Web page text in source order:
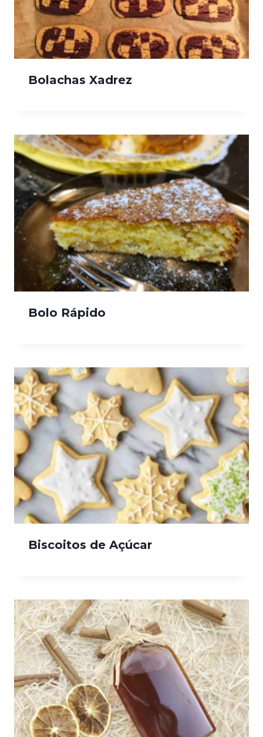
Bolachas Xadrez
Bolo Rápido
Biscoitos de Açúcar